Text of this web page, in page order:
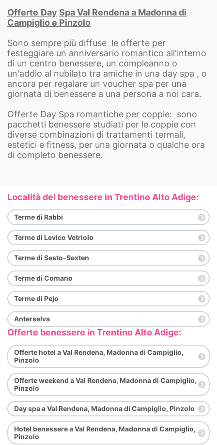
Offerte Day Spa Val Rendena a Madonna di
Campiglio e Pinzolo
Sono sempre più diffuse le offerte per
festeggiare un anniversario romantico all'interno
di un centro benessere, un compleanno o
un'addio al nubilato tra amiche in una day spa , o
ancora per regalare un voucher spa per una
giornata di benessere a una persona a noi cara.
Offerte Day Spa romantiche per coppie: sono
pacchetti benessere studiati per le coppie con
diverse combinazioni di trattamenti termali,
estetici e fitness, per una giornata o qualche ora
di completo benessere.
Località del benessere in Trentino Alto Adige:
Terme di Rabbi
Terme di Levico Vetriolo
Terme di Sesto-Sexten
Terme di Comano
Terme di Pejo
Anterselva
Offerte benessere in Trentino Alto Adige:
Offerte hotel a Val Rendena, Madonna di Campiglio,
Pinzolo
Offerte weekend a Val Rendena, Madonna di Campiglio,
Pinzolo
Day spa a Val Rendena, Madonna di Campiglio, Pinzolo
Hotel benessere a Val Rendena, Madonna di Campiglio,
Pinzolo